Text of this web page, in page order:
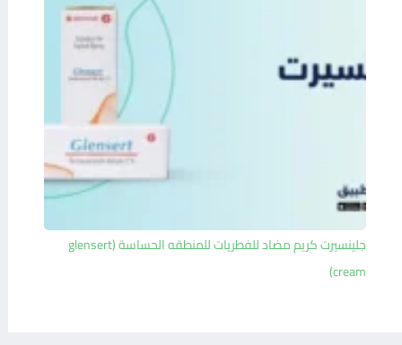
جلينسيرت كريم مضاد للفطريات للمنطقه الحساسة (glensert
cream)